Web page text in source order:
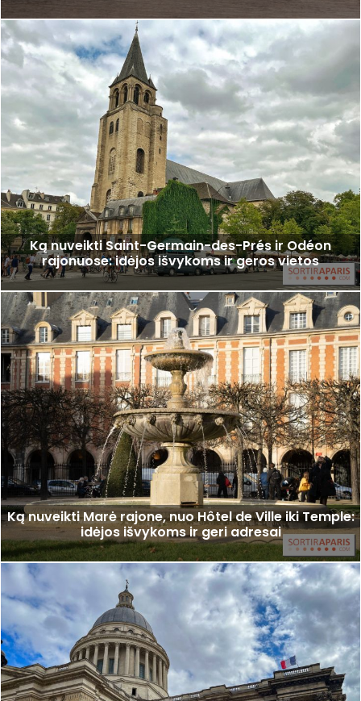
Ką nuveikti Saint-Germain-des-Prés ir Odéon
rajonuose: idėjos išvykoms ir geros vietos
Ką nuveikti Marė rajone, nuo Hôtel de Ville iki Temple:
idėjos išvykoms ir geri adresai